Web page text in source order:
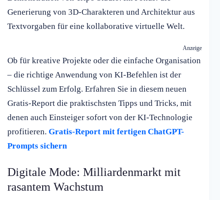
Generierung von 3D-Charakteren und Architektur aus
Textvorgaben für eine kollaborative virtuelle Welt.
Anzeige
Ob für kreative Projekte oder die einfache Organisation
– die richtige Anwendung von KI-Befehlen ist der
Schlüssel zum Erfolg. Erfahren Sie in diesem neuen
Gratis-Report die praktischsten Tipps und Tricks, mit
denen auch Einsteiger sofort von der KI-Technologie
profitieren. Gratis-Report mit fertigen ChatGPT-
Prompts sichern
Digitale Mode: Milliardenmarkt mit
rasantem Wachstum